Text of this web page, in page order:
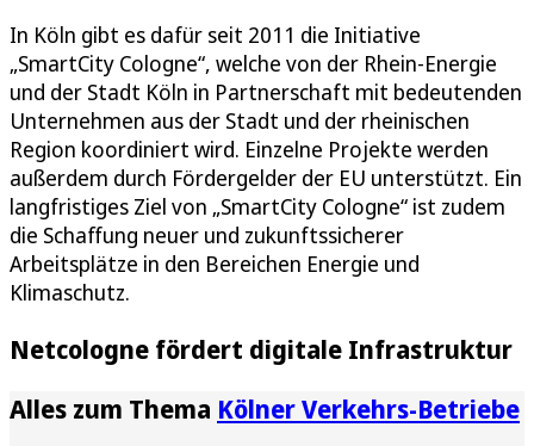
In Köln gibt es dafür seit 2011 die Initiative
„SmartCity Cologne“, welche von der Rhein-Energie
und der Stadt Köln in Partnerschaft mit bedeutenden
Unternehmen aus der Stadt und der rheinischen
Region koordiniert wird. Einzelne Projekte werden
außerdem durch Fördergelder der EU unterstützt. Ein
langfristiges Ziel von „SmartCity Cologne“ ist zudem
die Schaffung neuer und zukunftssicherer
Arbeitsplätze in den Bereichen Energie und
Klimaschutz.
Netcologne fördert digitale Infrastruktur
Alles zum Thema Kölner Verkehrs-Betriebe